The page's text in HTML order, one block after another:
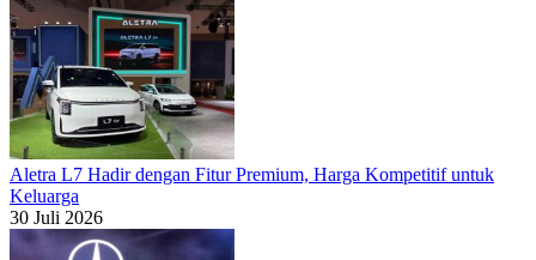
Aletra L7 Hadir dengan Fitur Premium, Harga Kompetitif untuk
Keluarga
30 Juli 2026